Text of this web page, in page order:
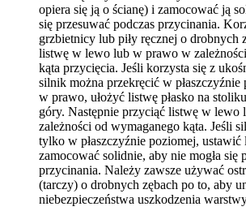
opiera się ją o ścianę) i zamocować ją
się przesuwać podczas przycinania.
grzbietnicy lub piły ręcznej o drobnych
listwę w lewo lub w prawo w
kąta przycięcia. Jeśli korzysta się z
silnik można przekręcić w
w prawo, ułożyć listwę płasko na
góry. Następnie przyciąć listwę w lewo
zależności od wymaganego kąta. Jeśli
tylko w płaszczyźnie poziomej,
zamocować solidnie, aby nie mogła się
przycinania. Należy zawsze używać
(tarczy) o drobnych zębach po to, aby
niebezpieczeństwa uszkodzenia